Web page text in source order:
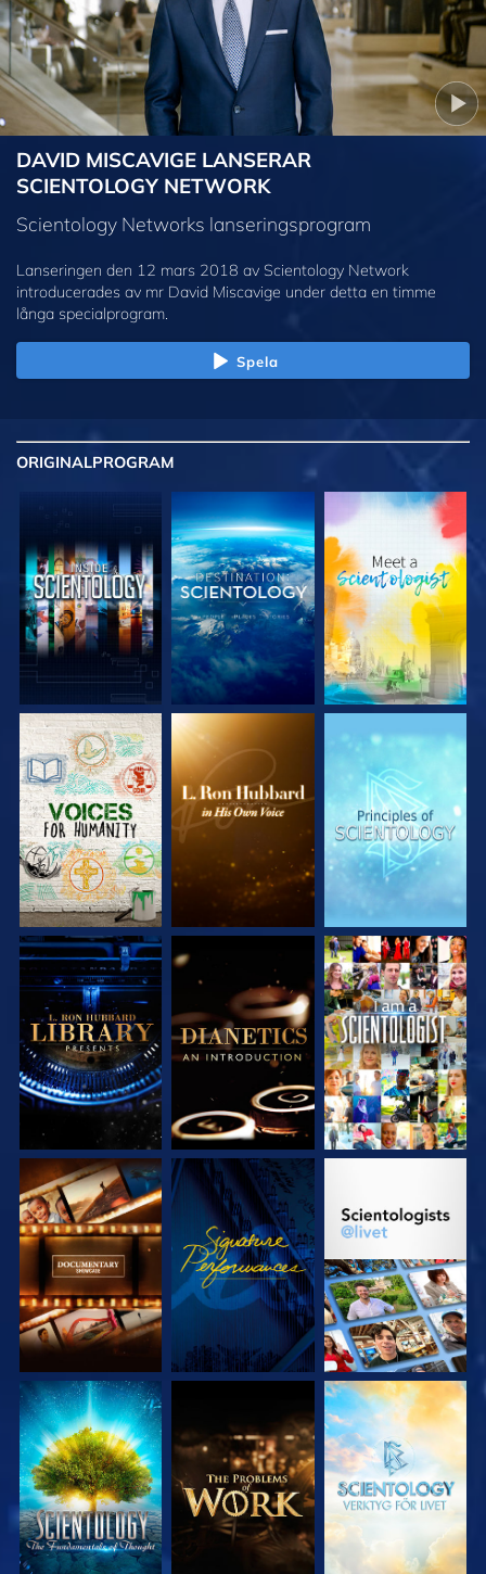
DAVID MISCAVIGE LANSERAR
SCIENTOLOGY NETWORK
Scientology Networks lanseringsprogram
Lanseringen den 12 mars 2018 av Scientology Network
introducerades av mr David Miscavige under detta en timme
långa specialprogram.
Spela
ORIGINALPROGRAM
UTFORSKA
SERIEN
UTFORSKA
SERIEN
UTFORSKA
SERIEN
UTFORSKA
SERIEN
UTFORSKA
SERIEN
TITTA
UTFORSKA
SERIEN
TITTA
UTFORSKA
UTFORSKA
SERIEN
UTFORSKA
SERIEN
UTFORSKA
SERIEN